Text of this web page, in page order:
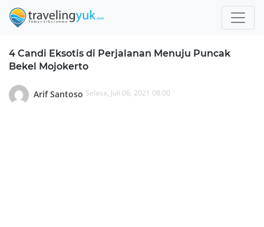
4 Candi Eksotis di Perjalanan Menuju Puncak
Bekel Mojokerto
Arif Santoso Selasa, Juli 06, 2021 08.00